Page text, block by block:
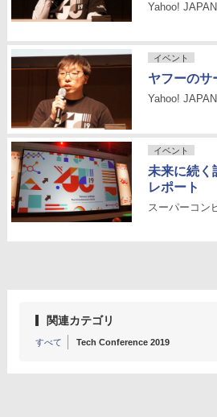
Yahoo!
イベント
ヤフーの
Yahoo!
イベント
未来に続
レポート
スーパーコン
関連カテゴリ
すべて Tech Conference 2019